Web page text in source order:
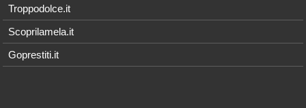
Troppodolce.it
Scoprilamela.it
Goprestiti.it